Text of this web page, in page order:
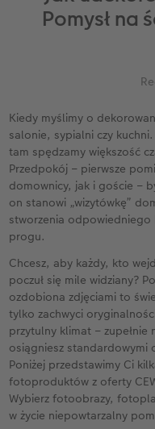
XXL
XXL
Format
Na
Zdjęcie
Zdjęcia
Usługi
Paski
Zdjęcia
Dodatki
Etui ze
Dla
hexxas
Gallery
Biuro
Urodziny
Cytaty
Pomysł na
Kiedy myślimy o
salonie, sypialni czy
tam spędzamy większość
Przedpokój – pierwsze
domownicy, jak i goście –
on stanowi „wizytówkę”
stworzenia odpowiedniego
progu.
Chcesz, aby każdy, kto
poczuł się mile widziany?
ozdobiona zdjęciami to
tylko zachwyci
przytulny klimat –
osiągniesz standardowymi
Poniżej przedstawimy Ci
fotoproduktów z oferty
Wybierz fotoobrazy,
w życie niepowtarzalny